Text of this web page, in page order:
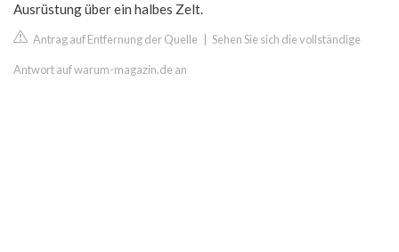
Ausrüstung über ein halbes Zelt.
Antrag auf Entfernung der Quelle Sehen Sie sich die vollständige
Antwort auf warum-magazin.de an